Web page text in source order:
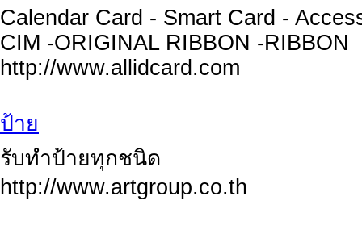
Calendar Card - Smart Card -
CIM -ORIGINAL RIBBON -RIBBON
http://www.allidcard.com
ป้าย
รับทำป้ายทุกชนิด
http://www.artgroup.co.th